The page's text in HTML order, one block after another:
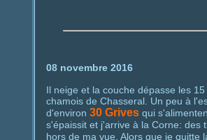
08 novembre 2016
Il neige et la couche dépasse les
chamois de Chasseral. Un peu à
d'environ 30 Grivesqui
s'épaissit et j'arrive à la Corne: des
hors de ma vue. Alors que je quitte